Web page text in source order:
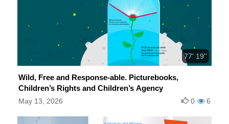
77' 19''
Wild, Free and Response-able. Picturebooks,
Children’s Rights and Children’s Agency
May 13, 2026 6
0